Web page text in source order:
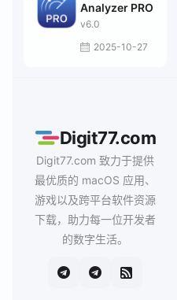
Analyzer PRO
v6.0
2025-10-27
Digit77.com
Digit77.com 致力于提供
最优质的 macOS 应用、
游戏以及跨平台软件资源
下载，助力每一位开发者
的数字生活。